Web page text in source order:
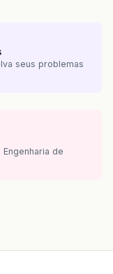
seus problemas
de